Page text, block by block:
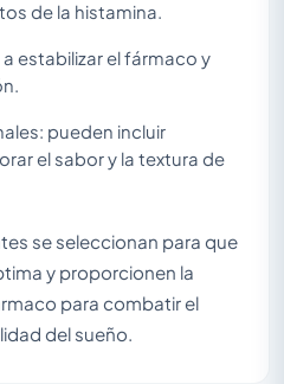
de la histamina.
estabilizar el fármaco y
pueden incluir
el sabor y la textura de
se seleccionan para que
y proporcionen la
para combatir el
del sueño.